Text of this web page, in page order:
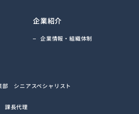
企業紹介
企業情報・組織体制
部 シニアスペシャリスト
課長代理